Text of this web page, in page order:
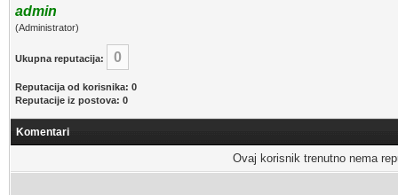
admin
(Administrator)
Ukupna reputacija: 0
Reputacija od korisnika: 0
Reputacije iz postova: 0
Komentari
Ovaj korisnik trenutno nema